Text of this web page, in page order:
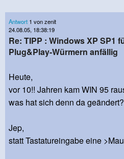
Antwort 1 von zenit
24.08.05, 18:38:19
Re: TIPP : Windows XP SP1
Plug&Play-Würmern anfällig
Heute,
vor 10!! Jahren kam WIN 95
was hat sich denn da
Jep,
statt Tastatureingabe eine